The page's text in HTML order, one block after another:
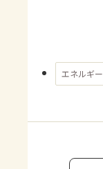
エネルギー